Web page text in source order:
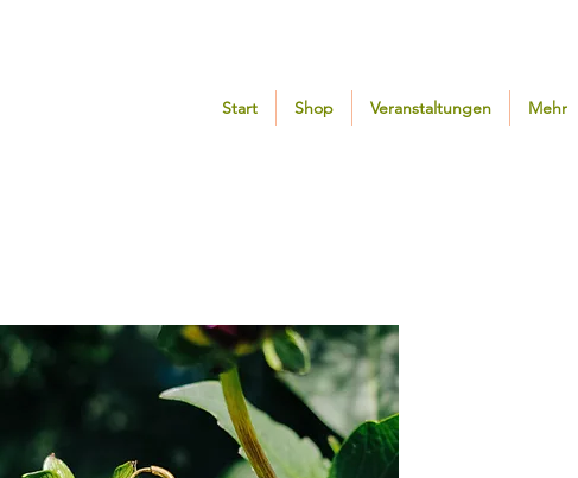
Start Shop Veranstaltungen Mehr